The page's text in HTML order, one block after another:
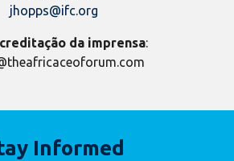
jhopps@ifc.org
da imprensa:
Informed